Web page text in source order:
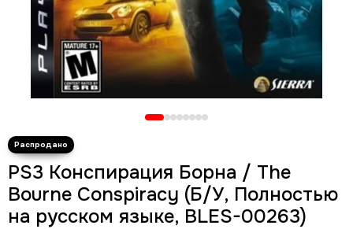
PS3 Конспирация Борна / The
Bourne Conspiracy (Б/У, Полностью
на русском языке, BLES-00263)